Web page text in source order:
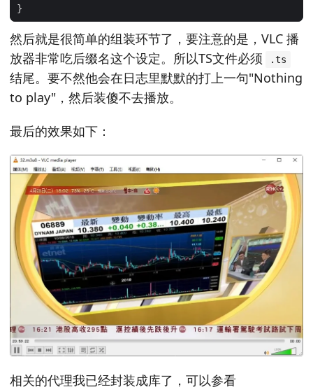
}
然后就是很简单的组装环节了，要注意的是，VLC 播
放器非常吃后缀名这个设定。所以TS文件必须
.ts
结尾。要不然他会在日志里默默的打上一句"Nothing
to play"，然后装傻不去播放。
最后的效果如下：
相关的代理我已经封装成库了，可以参看